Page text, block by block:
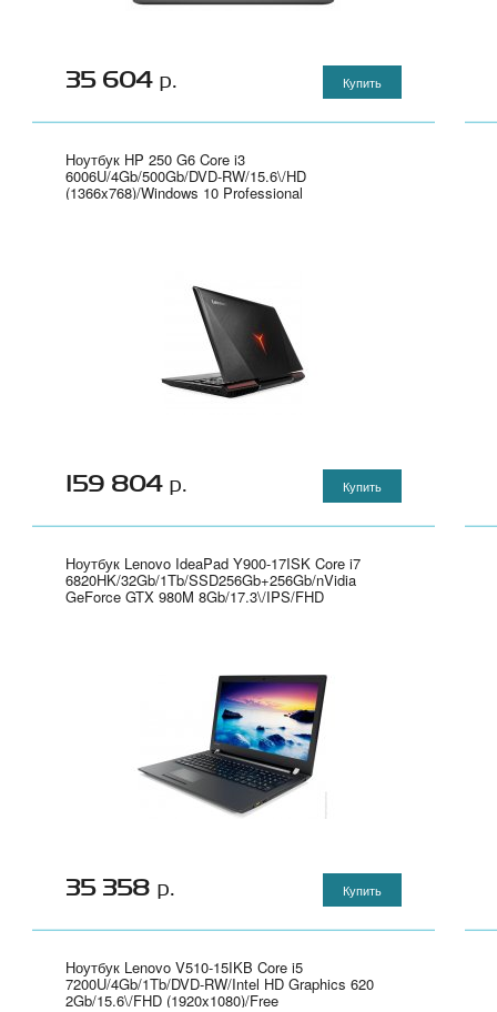
35 604р. Купить
Ноутбук HP 250 G6 Core i3
6006U/4Gb/500Gb/DVD-RW/15.6\/HD
(1366x768)/Windows 10 Professional
159 804р. Купить
Ноутбук Lenovo IdeaPad Y900-17ISK Core i7
6820HK/32Gb/1Tb/SSD256Gb+256Gb/nVidia
GeForce GTX 980M 8Gb/17.3\/IPS/FHD
35 358 р. Купить
Ноутбук Lenovo V510-15IKB Core i5
7200U/4Gb/1Tb/DVD-RW/Intel HD Graphics 620
2Gb/15.6\/FHD (1920x1080)/Free